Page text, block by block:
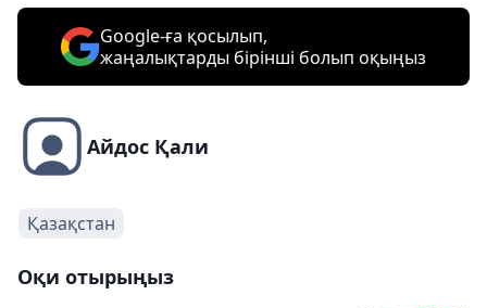
Google-ға қосылып,
жаңалықтарды бірінші болып оқыңыз
Айдос Қали
Қазақстан
Оқи отырыңыз